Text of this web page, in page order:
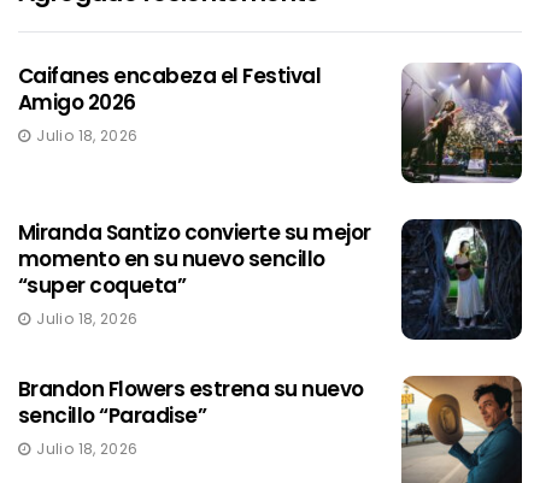
Caifanes encabeza el Festival
Amigo 2026
Julio 18, 2026
Miranda Santizo convierte su mejor
momento en su nuevo sencillo
“super coqueta”
Julio 18, 2026
Brandon Flowers estrena su nuevo
sencillo “Paradise”
Julio 18, 2026